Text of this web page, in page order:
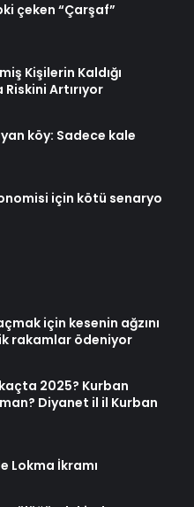
çeken “Çarşaf”
Kişilerin Kaldığı
Artırıyor
köy: Sadece kale
için kötü senaryo
için kesenin ağzını
rakamlar ödeniyor
2025? Kurban
Diyanet il il Kurban
Lokma İkramı